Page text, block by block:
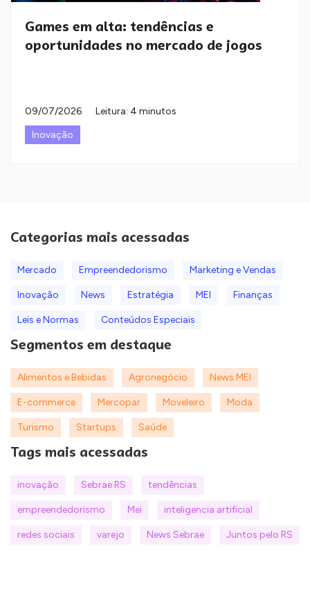
Games em alta: tendências e
oportunidades no mercado de jogos
09/07/2026
Leitura: 4 minutos
Inovação
Categorias mais acessadas
Mercado Empreendedorismo Marketing e Vendas
Inovação News Estratégia MEI Finanças
Leis e Normas Conteúdos Especiais
Segmentos em destaque
Alimentos e Bebidas Agronegócio News MEI
E-commerce Mercopar Moveleiro Moda
Turismo Startups Saúde
Tags mais acessadas
inovação Sebrae RS tendências
empreendedorismo Mei inteligencia artificial
redes sociais varejo News Sebrae Juntos pelo RS